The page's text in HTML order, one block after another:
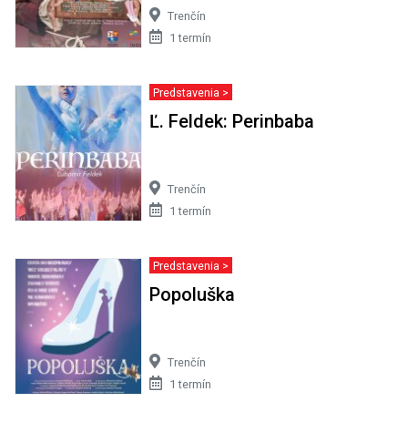
Trenčín
1 termín
Predstavenia >
Ľ. Feldek: Perinbaba
Trenčín
1 termín
Predstavenia >
Popoluška
Trenčín
1 termín